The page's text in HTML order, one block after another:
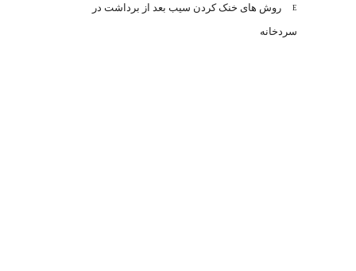
روش های خنک کردن سیب بعد از برداشت در
سردخانه